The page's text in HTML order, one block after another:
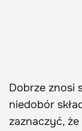
Dobrze znosi
niedobór
zaznaczyć,